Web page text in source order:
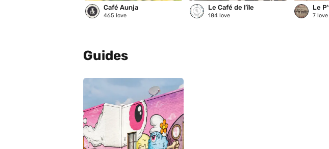
Café Aunja
465 love
Le Café de l’île
184 love
Le
7 love
Guides